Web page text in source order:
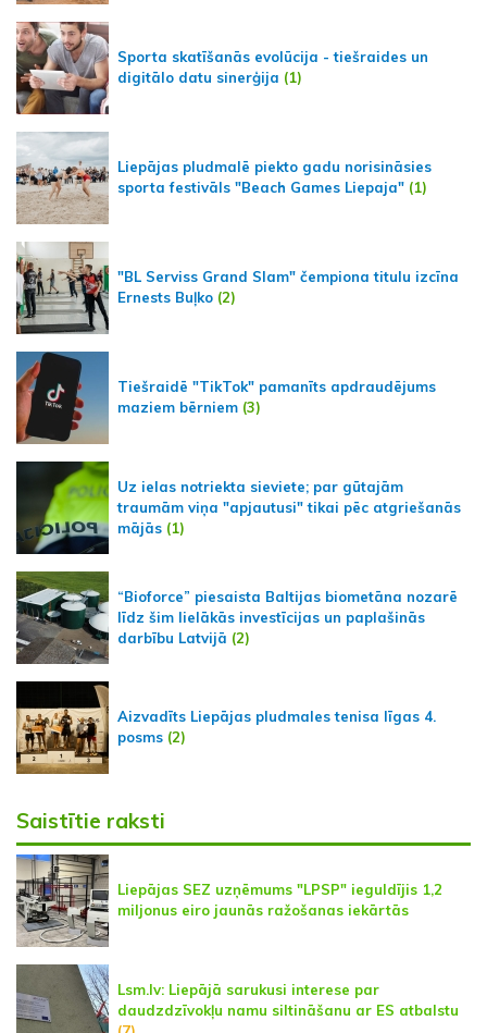
Sporta skatīšanās evolūcija - tiešraides un
digitālo datu sinerģija (1)
Liepājas pludmalē piekto gadu norisināsies
sporta festivāls "Beach Games Liepaja" (1)
"BL Serviss Grand Slam" čempiona titulu izcīna
Ernests Buļko (2)
Tiešraidē "TikTok" pamanīts apdraudējums
maziem bērniem (3)
Uz ielas notriekta sieviete; par gūtajām
traumām viņa "apjautusi" tikai pēc atgriešanās
mājās (1)
“Bioforce” piesaista Baltijas biometāna nozarē
līdz šim lielākās investīcijas un paplašinās
darbību Latvijā (2)
Aizvadīts Liepājas pludmales tenisa līgas 4.
posms (2)
Saistītie raksti
Liepājas SEZ uzņēmums "LPSP" ieguldījis 1,2
miljonus eiro jaunās ražošanas iekārtās
Lsm.lv: Liepājā sarukusi interese par
daudzdzīvokļu namu siltināšanu ar ES atbalstu